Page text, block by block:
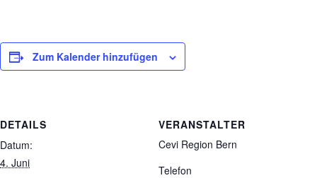
Zum Kalender hinzufügen
DETAILS
Datum:
4. Juni
VERANSTALTER
Cevi Region Bern
Telefon